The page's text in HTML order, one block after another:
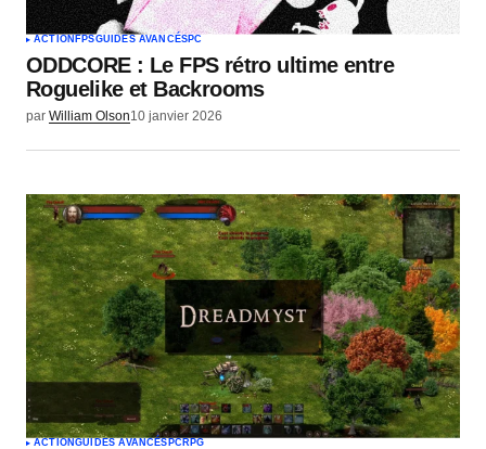
ACTION FPSGUIDES AVANCÉS PC
ODDCORE : Le FPS rétro ultime entre
Roguelike et Backrooms
par William Olson10 janvier 2026
ACTIONGUIDES AVANCÉS PC RPG